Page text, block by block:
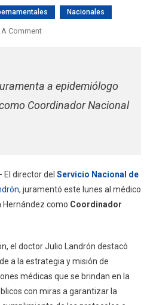
Nacionales
A CommentOn
Luna,
Nuevo
a epidemiólogo
Coordinador Nacional
El director del Servicio Nacional de
, juramentó este lunes al médico
Hernández como Coordinador
el doctor Julio Landrón destacó
a la estrategia y misión de
médicas que se brindan en la
con miras a garantizar la